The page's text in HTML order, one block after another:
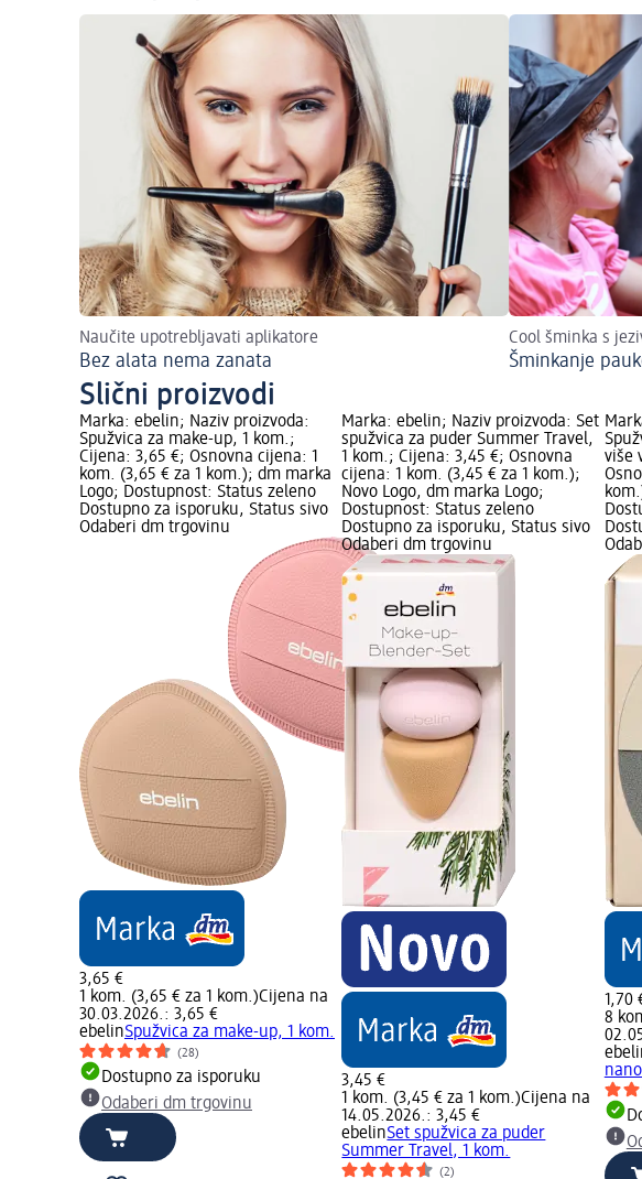
Naučite upotrebljavati aplikatore
Bez alata nema zanata
Cool šminka s
Šminkanje
Slični proizvodi
Marka: ebelin; Naziv proizvoda:
Spužvica za make-up, 1 kom.;
Cijena: 3,65 €; Osnovna cijena: 1
kom. (3,65 € za 1 kom.); dm marka
Logo; Dostupnost: Status zeleno
Dostupno za isporuku, Status sivo
Odaberi dm trgovinu
3,65 €
1 kom. (3,65 € za 1 kom.)Cijena na
30.03.2026.: 3,65 €
ebelinSpužvica za make-up, 1 kom.
(28)
Dostupno za isporuku
Odaberi dm trgovinu
Marka: ebelin; Naziv proizvoda: Set
spužvica za puder Summer Travel,
1 kom.; Cijena: 3,45 €; Osnovna
cijena: 1 kom. (3,45 € za 1 kom.);
Novo Logo, dm marka Logo;
Dostupnost: Status zeleno
Dostupno za isporuku, Status sivo
Odaberi dm trgovinu
3,45 €
1 kom. (3,45 € za 1 kom.)Cijena na
14.05.2026.: 3,45 €
ebelinSet spužvica za puder
Summer Travel, 1 kom.
(2)
više
1,70
8